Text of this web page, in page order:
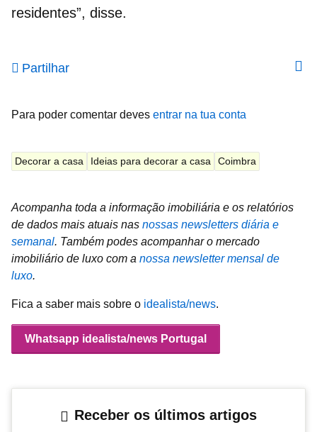
residentes”, disse.
Partilhar
Para poder comentar deves entrar na tua conta
Decorar a casa Ideias para decorar a casa Coimbra
Acompanha toda a informação imobiliária e os relatórios
de dados mais atuais nas nossas newsletters diária e
semanal. Também podes acompanhar o mercado
imobiliário de luxo com a nossa newsletter mensal de
luxo.
Fica a saber mais sobre o idealista/news.
Whatsapp idealista/news Portugal
Receber os últimos artigos